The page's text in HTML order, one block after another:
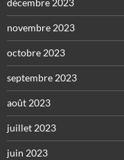
décembre 2023
novembre 2023
octobre 2023
septembre 2023
août 2023
juillet 2023
juin 2023